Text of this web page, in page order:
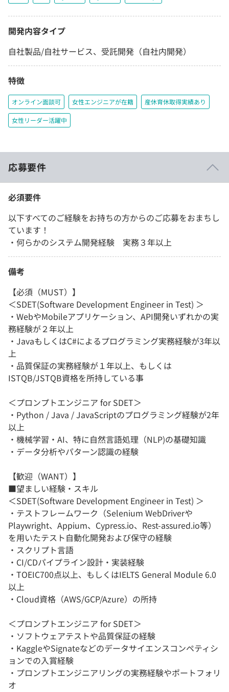
開発内容タイプ
自社製品/自社サービス、受託開発（自社内開発）
特徴
オンライン面談可 女性エンジニアが在籍 産休育休取得実績あり
女性リーダー活躍中
応募要件
必須要件
以下すべてのご経験をお持ちの方からのご応募をおまちし
ています！
・何らかのシステム開発経験 実務３年以上
備考
【必須（MUST）】
＜SDET(Software Development Engineer in Test) ＞
・WebやMobileアプリケーション、API開発いずれかの実
務経験が２年以上
・​JavaもしくはC#によるプログラミング実務経験が3年以
上
・​品質保証の実務経験が１年以上、もしくは
ISTQB/JSTQB資格を所持している事​
＜プロンプトエンジニア for SDET​＞
・Python / Java / JavaScriptのプログラミング経験が2年
以上​
・機械学習・AI、特に自然言語処理（NLP)の基礎知識
・​データ分析やパターン認識の経験​
【歓迎（WANT）】
■望ましい経験・スキル
＜SDET(Software Development Engineer in Test) ＞
・テストフレームワーク（Selenium WebDriverや
Playwright、Appium、Cypress.io、Rest-assured.io等）
を用いたテスト自動化開発および保守の経験
・​スクリプト言語
・​CI/CDパイプライン設計・実装経験
・​TOEIC700点以上、もしくはIELTS General Module 6.0
以上
・​Cloud資格（AWS/GCP/Azure）の所持​
＜プロンプトエンジニア for SDET​＞
・ソフトウェアテストや品質保証の経験
・​KaggleやSignateなどのデータサイエンスコンペティシ
ョンでの入賞経験
・​プロンプトエンジニアリングの実務経験やポートフォリ
オ